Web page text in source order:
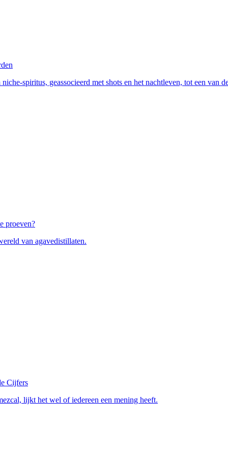
spiritus, geassocieerd met shots en het nachtleven, tot een van
proeven?
van agavedistillaten.
Cijfers
lijkt het wel of iedereen een mening heeft.